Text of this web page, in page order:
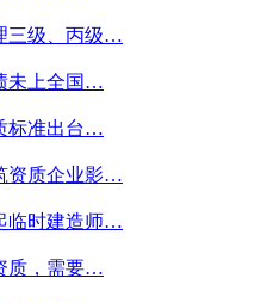
三级、丙级…
未上全国…
标准出台…
资质企业影…
临时建造师…
质，需要…